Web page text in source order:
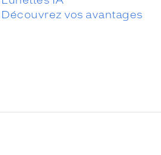
Découvrez vos avantages